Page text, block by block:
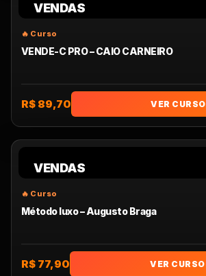
VENDAS
VENDE-C PRO – CAIO CARNEIRO
R$ 89,70 VER CURSO
VENDAS
Método luxo – Augusto Braga
R$ 77,90 VER CURSO